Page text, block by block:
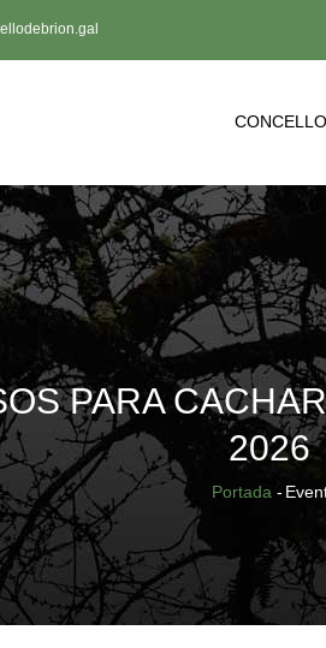
Main
CONCELLO
PARA
2026
Portada -